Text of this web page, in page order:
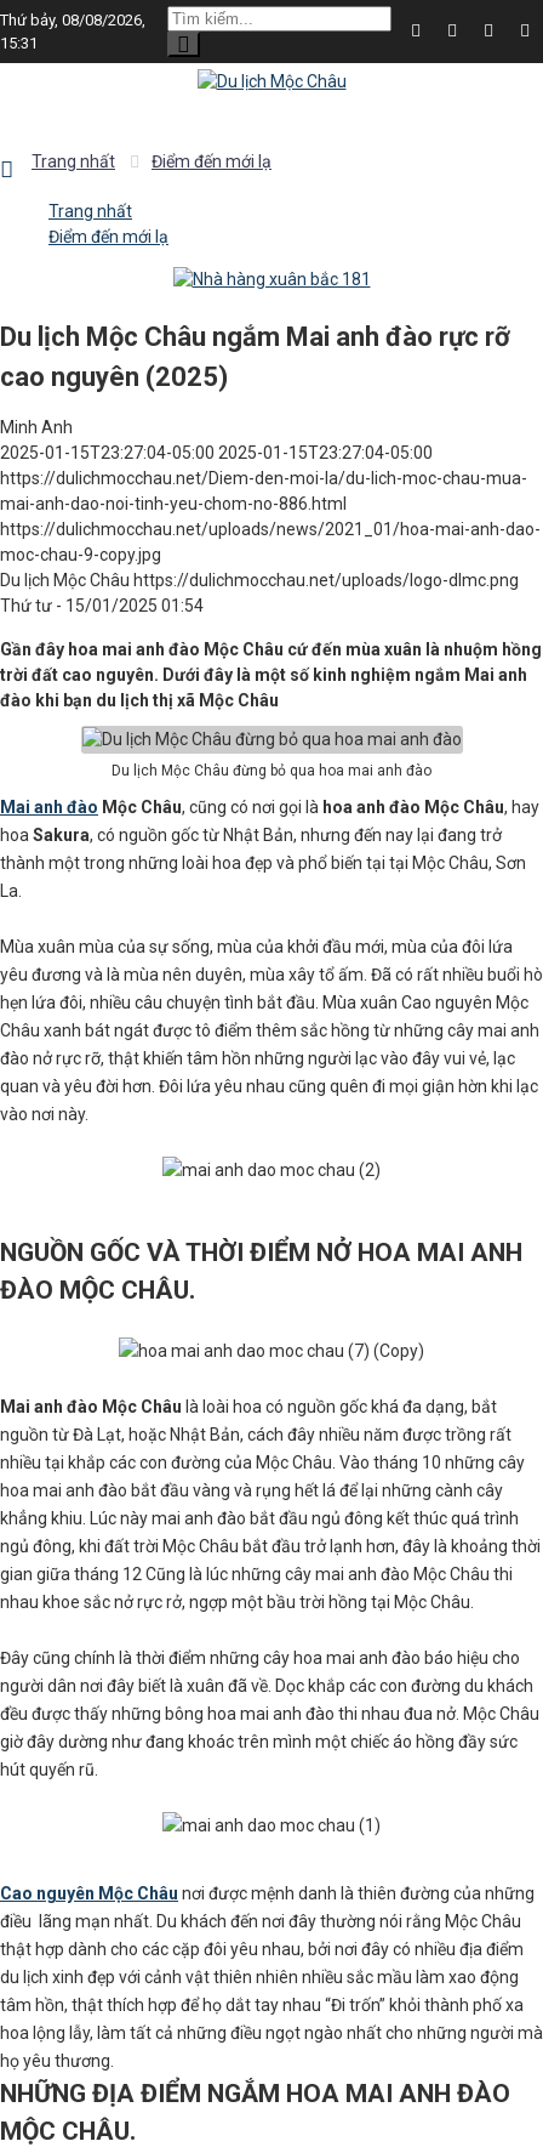
Thứ bảy, 08/08/2026,
15:31
Trang nhất Điểm đến mới lạ
Trang nhất
Điểm đến mới lạ
Du lịch Mộc Châu ngắm Mai anh đào rực rỡ
cao nguyên (2025)
Minh Anh
2025-01-15T23:27:04-05:00 2025-01-15T23:27:04-05:00
https://dulichmocchau.net/Diem-den-moi-la/du-lich-moc-chau-mua-
mai-anh-dao-noi-tinh-yeu-chom-no-886.html
https://dulichmocchau.net/uploads/news/2021_01/hoa-mai-anh-dao-
moc-chau-9-copy.jpg
Du lịch Mộc Châu https://dulichmocchau.net/uploads/logo-dlmc.png
Thứ tư - 15/01/2025 01:54
Gần đây hoa mai anh đào Mộc Châu cứ đến mùa xuân là nhuộm hồng
trời đất cao nguyên. Dưới đây là một số kinh nghiệm ngắm Mai anh
đào khi bạn du lịch thị xã Mộc Châu
Du lịch Mộc Châu đừng bỏ qua hoa mai anh đào
Mai anh đào Mộc Châu, cũng có nơi gọi là hoa anh đào Mộc Châu, hay
hoa Sakura, có nguồn gốc từ Nhật Bản, nhưng đến nay lại đang trở
thành một trong những loài hoa đẹp và phổ biến tại tại Mộc Châu, Sơn
La.
Mùa xuân mùa của sự sống, mùa của khởi đầu mới, mùa của đôi lứa
yêu đương và là mùa nên duyên, mùa xây tổ ấm. Đã có rất nhiều buổi hò
hẹn lứa đôi, nhiều câu chuyện tình bắt đầu. Mùa xuân Cao nguyên Mộc
Châu xanh bát ngát được tô điểm thêm sắc hồng từ những cây mai anh
đào nở rực rỡ, thật khiến tâm hồn những người lạc vào đây vui vẻ, lạc
quan và yêu đời hơn. Đôi lứa yêu nhau cũng quên đi mọi giận hờn khi lạc
vào nơi này.
NGUỒN GỐC VÀ THỜI ĐIỂM NỞ HOA MAI ANH
ĐÀO MỘC CHÂU.
Mai anh đào Mộc Châu là loài hoa có nguồn gốc khá đa dạng, bắt
nguồn từ Đà Lạt, hoặc Nhật Bản, cách đây nhiều năm được trồng rất
nhiều tại khắp các con đường của Mộc Châu. Vào tháng 10 những cây
hoa mai anh đào bắt đầu vàng và rụng hết lá để lại những cành cây
khẳng khiu. Lúc này mai anh đào bắt đầu ngủ đông kết thúc quá trình
ngủ đông, khi đất trời Mộc Châu bắt đầu trở lạnh hơn, đây là khoảng thời
gian giữa tháng 12 Cũng là lúc những cây mai anh đào Mộc Châu thi
nhau khoe sắc nở rực rở, ngợp một bầu trời hồng tại Mộc Châu.
Đây cũng chính là thời điểm những cây hoa mai anh đào báo hiệu cho
người dân nơi đây biết là xuân đã về. Dọc khắp các con đường du khách
đều được thấy những bông hoa mai anh đào thi nhau đua nở. Mộc Châu
giờ đây dường như đang khoác trên mình một chiếc áo hồng đầy sức
hút quyến rũ.
Cao nguyên Mộc Châu nơi được mệnh danh là thiên đường của những
điều lãng mạn nhất. Du khách đến nơi đây thường nói rằng Mộc Châu
thật hợp dành cho các cặp đôi yêu nhau, bởi nơi đây có nhiều địa điểm
du lịch xinh đẹp với cảnh vật thiên nhiên nhiều sắc mầu làm xao động
tâm hồn, thật thích hợp để họ dắt tay nhau “Đi trốn” khỏi thành phố xa
hoa lộng lẫy, làm tất cả những điều ngọt ngào nhất cho những người mà
họ yêu thương.
NHỮNG ĐỊA ĐIỂM NGẮM HOA MAI ANH ĐÀO
MỘC CHÂU.